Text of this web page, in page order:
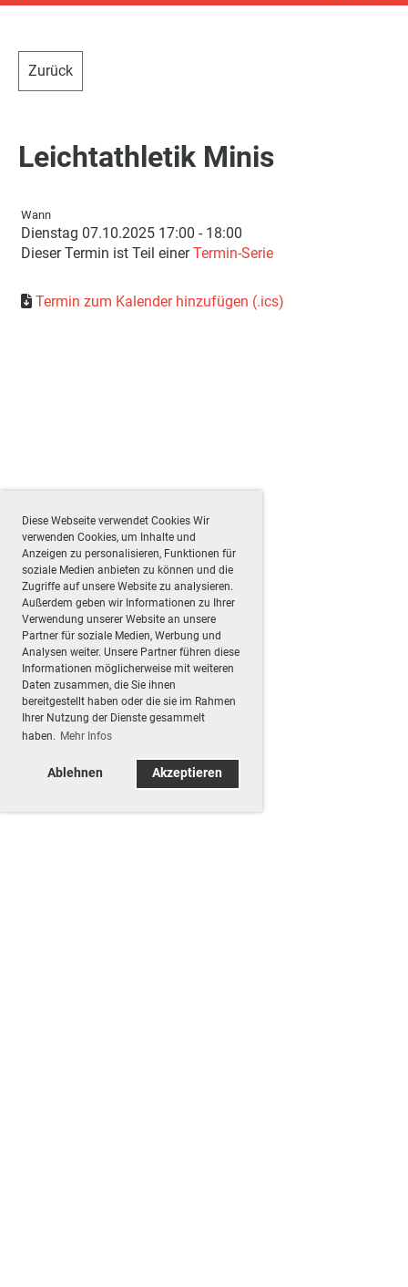
Diese Webseite verwendet Cookies Wir
verwenden Cookies, um Inhalte und
Anzeigen zu personalisieren, Funktionen für
soziale Medien anbieten zu können und die
Zugriffe auf unsere Website zu analysieren.
Außerdem geben wir Informationen zu Ihrer
Verwendung unserer Website an unsere
Partner für soziale Medien, Werbung und
Analysen weiter. Unsere Partner führen diese
Informationen möglicherweise mit weiteren
Daten zusammen, die Sie ihnen
bereitgestellt haben oder die sie im Rahmen
Ihrer Nutzung der Dienste gesammelt
haben. Mehr Infos
Ablehnen Akzeptieren
Zurück
Leichtathletik Minis
Wann
Dienstag 07.10.2025 17:00 - 18:00
Dieser Termin ist Teil einerTermin-Serie
Termin zum Kalender hinzufügen (.ics)